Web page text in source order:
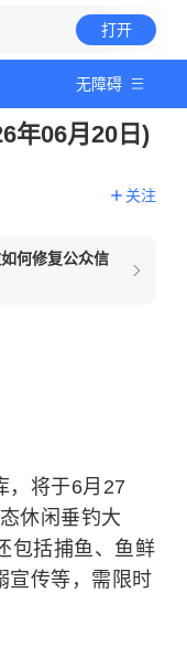
打开
无障碍
年06月20日)
关注
何修复公众信
将于6月27
休闲垂钓大
包括捕鱼、鱼鲜
宣传等，需限时